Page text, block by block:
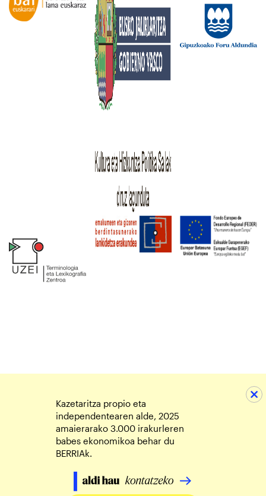
Kazetaritza propio eta
independentearen alde, 2025
amaierarako 3.000 irakurleren
babes ekonomikoa behar du
BERRIAk.